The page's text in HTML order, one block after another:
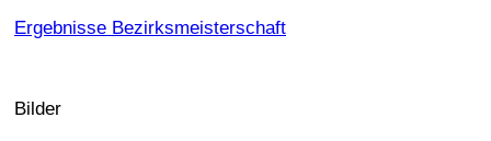
Ergebnisse Bezirksmeisterschaft
Bilder